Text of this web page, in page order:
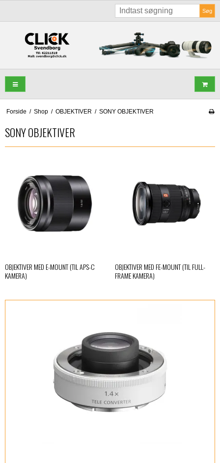
Søg
Forside / Shop / OBJEKTIVER / SONY OBJEKTIVER
SONY OBJEKTIVER
OBJEKTIVER MED E-MOUNT (TIL APS-C
KAMERA)
OBJEKTIVER MED FE-MOUNT (TIL FULL-
FRAME KAMERA)